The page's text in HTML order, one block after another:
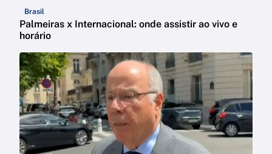
Brasil
Palmeiras x Internacional: onde assistir ao vivo e
horário